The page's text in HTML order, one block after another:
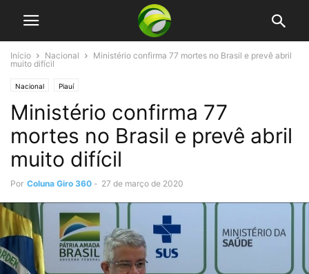
Início Nacional
Ministério confirma 77 mortes no Brasil e prevê abril
muito difícil
Nacional Piauí
Ministério confirma 77
mortes no Brasil e prevê abril
muito difícil
Por Coluna Giro 360 - 27 de março de 2020